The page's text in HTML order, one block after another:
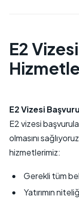
E2
E2 Vizesi
E2 vizesi
olmasını
hizmetlerimiz:
Gerekli tüm
Yatırımın